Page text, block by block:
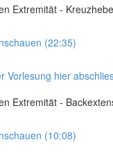
Extremität -
(22:35)
Vorlesung hier
Extremität -
(10:08)